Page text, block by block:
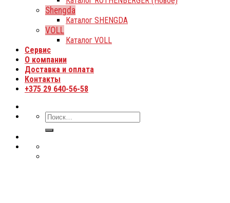
Shengda
Каталог SHENGDA
VOLL
Каталог VOLL
Сервис
О компании
Доставка и оплата
Контакты
+375 29 640-56-58